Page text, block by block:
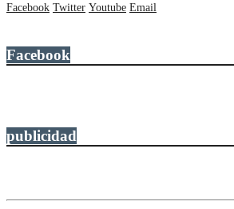
Facebook Twitter Youtube Email
Facebook
publicidad